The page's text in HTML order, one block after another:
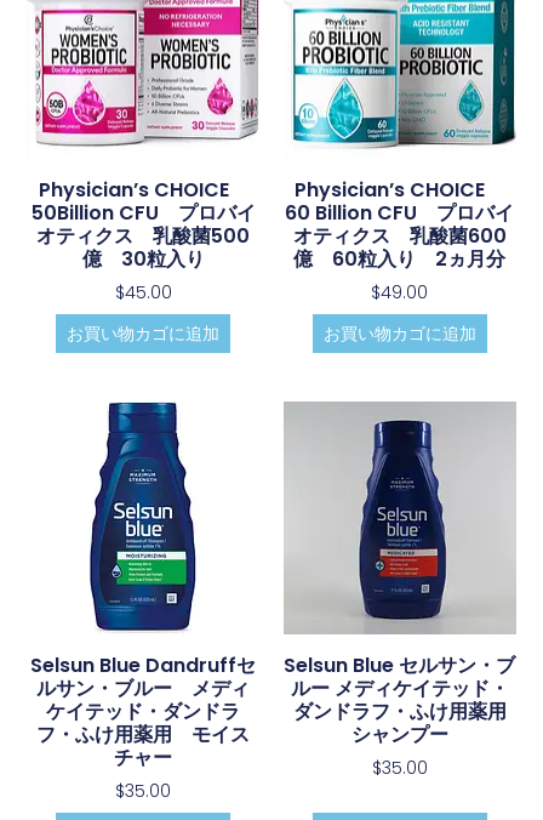
Physician’s CHOICE
50Billion CFU プロバイ
オティクス 乳酸菌500
億 30粒入り
$45.00
お買い物カゴに追加
Physician’s CHOICE
60 Billion CFU プロバイ
オティクス 乳酸菌600
億 60粒入り 2ヵ月分
$49.00
お買い物カゴに追加
Selsun Blue Dandruffセ
ルサン・ブルー メディ
ケイテッド・ダンドラ
フ・ふけ用薬用 モイス
チャー
$35.00
Selsun Blue セルサン・ブ
ルー メディケイテッド・
ダンドラフ・ふけ用薬用
シャンプー
$35.00